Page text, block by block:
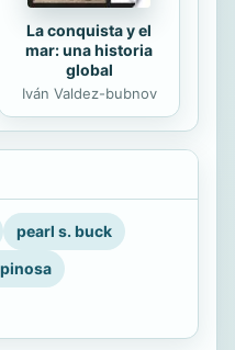
La conquista y el
mar: una historia
global
Iván Valdez-bubnov
pearl s. buck